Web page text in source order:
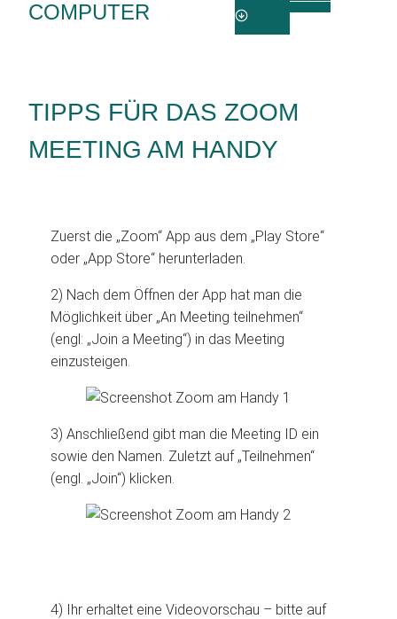
COMPUTER
TIPPS FÜR DAS ZOOM
MEETING AM HANDY
Zuerst die „Zoom“ App aus dem „Play Store“
oder „App Store“ herunterladen.
2) Nach dem Öffnen der App hat man die
Möglichkeit über „An Meeting teilnehmen“
(engl: „Join a Meeting“) in das Meeting
einzusteigen.
3) Anschließend gibt man die Meeting ID ein
sowie den Namen. Zuletzt auf „Teilnehmen“
(engl. „Join“) klicken.
4) Ihr erhaltet eine Videovorschau – bitte auf